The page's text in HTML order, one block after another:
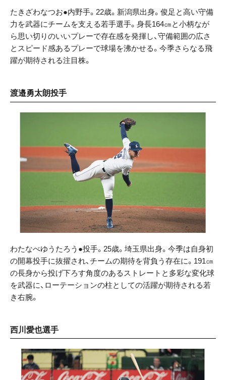
たきざわなつお●内野手。22歳。新潟県出身。俊足と高い守備
力を武器にチームを支える若手選手。身長164㎝と小柄なが
ら思い切りのいいプレーで存在感を発揮し、守備範囲の広さ
とスピード感あるプレーで球場を沸かせる。今季さらなる飛
躍が期待される注目株。
渡邉勇太朗投手
わたなべゆうたろう●投手。25歳。埼玉県出身。今季は自身初
の開幕投手に抜擢され、チームの期待を背負う存在に。191㎝
の長身から投げ下ろす角度のあるストレートと多彩な変化球
を武器に、ローテーションの柱としての活躍が期待される若
き右腕。
西川愛也選手